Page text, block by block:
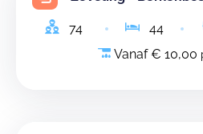
74 44
Vanaf € 10,00